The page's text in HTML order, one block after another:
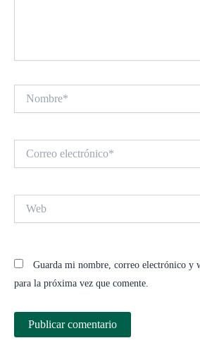
electrónico*
Guarda mi nombre, correo electrónico y
para la próxima vez que comente.